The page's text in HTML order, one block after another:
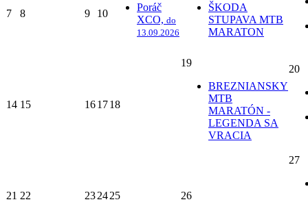
7 8 9 10
Poráč
XCO, do
13.09.2026
ŠKODA
STUPAVA MTB
MARATON
14 15 161718
19
BREZNIANSKY
MTB
MARATÓN -
LEGENDA SA
VRACIA
20
21 22 232425 26
27